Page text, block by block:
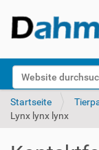
Website durchsuchen
k
Startseite
Lynx lynx lynx